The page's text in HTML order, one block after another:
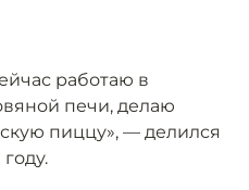
работаю в
печи, делаю
пиццу», — делился